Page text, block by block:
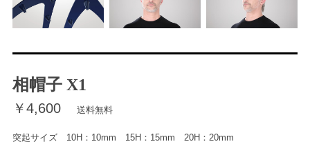
相帽子 X1
￥4,600 送料無料
突起サイズ 10H：10mm 15H：15mm 20H：20mm